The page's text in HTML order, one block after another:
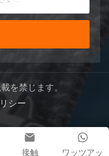
を禁じます。
シー
ワッツアッ
接触